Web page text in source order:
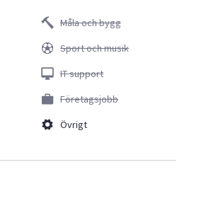
Måla och bygg
Sport och musik
IT support
Företagsjobb
Övrigt